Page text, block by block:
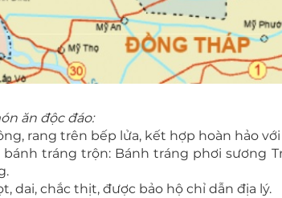
ăn độc đáo:
rang trên bếp lửa, kết hợp hoàn hảo
tráng trộn: Bánh tráng phơi sương
dai, chắc thịt, được bảo hộ chỉ dẫn địa lý.